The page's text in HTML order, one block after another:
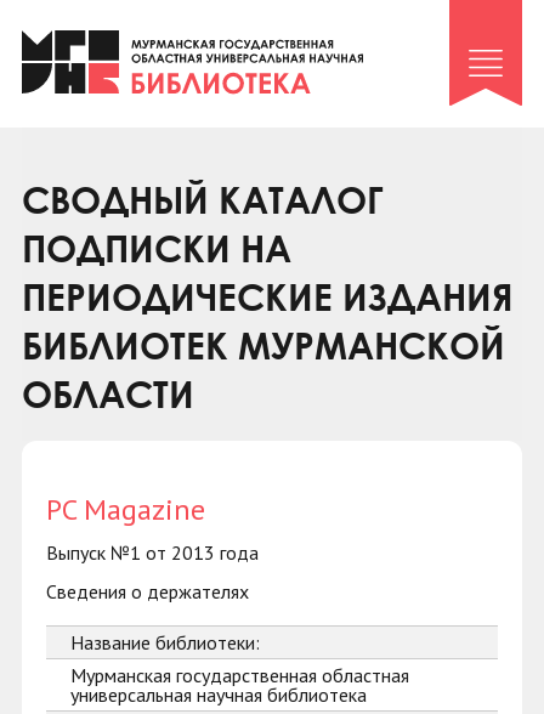
Клуб «Гиря и сельдерей»
Клуб «Семейный архив»
Коллегам
Контакты
СВОДНЫЙ КАТАЛОГ
ПОДПИСКИ НА
ПЕРИОДИЧЕСКИЕ ИЗДАНИЯ
БИБЛИОТЕК МУРМАНСКОЙ
ОБЛАСТИ
PC Magazine
Выпуск №1 от 2013 года
Сведения о держателях
Название библиотеки:
Мурманская государственная областная
универсальная научная библиотека